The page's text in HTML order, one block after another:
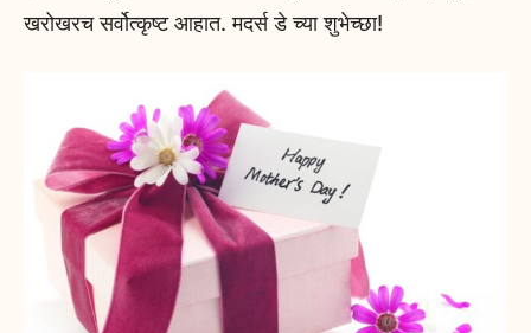
खरोखरच सर्वोत्कृष्ट आहात. मदर्स डे च्या शुभेच्छा!